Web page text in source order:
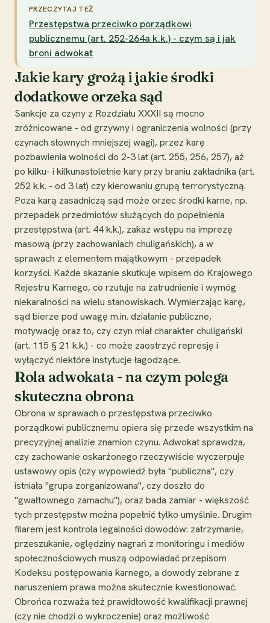
PRZECZYTAJ TEŻ
Przestępstwa przeciwko porządkowi
publicznemu (art. 252-264a k.k.) - czym są i jak
broni adwokat
Jakie kary grożą i jakie środki
dodatkowe orzeka sąd
Sankcje za czyny z Rozdziału XXXII są mocno
zróżnicowane - od grzywny i ograniczenia wolności (przy
czynach słownych mniejszej wagi), przez karę
pozbawienia wolności do 2-3 lat (art. 255, 256, 257), aż
po kilku- i kilkunastoletnie kary przy braniu zakładnika (art.
252 k.k. - od 3 lat) czy kierowaniu grupą terrorystyczną.
Poza karą zasadniczą sąd może orzec środki karne, np.
przepadek przedmiotów służących do popełnienia
przestępstwa (art. 44 k.k.), zakaz wstępu na imprezę
masową (przy zachowaniach chuligańskich), a w
sprawach z elementem majątkowym - przepadek
korzyści. Każde skazanie skutkuje wpisem do Krajowego
Rejestru Karnego, co rzutuje na zatrudnienie i wymóg
niekaralności na wielu stanowiskach. Wymierzając karę,
sąd bierze pod uwagę m.in. działanie publiczne,
motywację oraz to, czy czyn miał charakter chuligański
(art. 115 § 21 k.k.) - co może zaostrzyć represję i
wyłączyć niektóre instytucje łagodzące.
Rola adwokata - na czym polega
skuteczna obrona
Obrona w sprawach o przestępstwa przeciwko
porządkowi publicznemu opiera się przede wszystkim na
precyzyjnej analizie znamion czynu. Adwokat sprawdza,
czy zachowanie oskarżonego rzeczywiście wyczerpuje
ustawowy opis (czy wypowiedź była "publiczna", czy
istniała "grupa zorganizowana", czy doszło do
"gwałtownego zamachu"), oraz bada zamiar - większość
tych przestępstw można popełnić tylko umyślnie. Drugim
filarem jest kontrola legalności dowodów: zatrzymanie,
przeszukanie, oględziny nagrań z monitoringu i mediów
społecznościowych muszą odpowiadać przepisom
Kodeksu postępowania karnego, a dowody zebrane z
naruszeniem prawa można skutecznie kwestionować.
Obrońca rozważa też prawidłowość kwalifikacji prawnej
(czy nie chodzi o wykroczenie) oraz możliwość